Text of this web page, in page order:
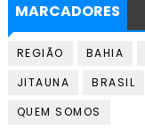
MARCADORES
REGIÃO BAHIA
JITAUNA
BRASIL
QUEM SOMOS